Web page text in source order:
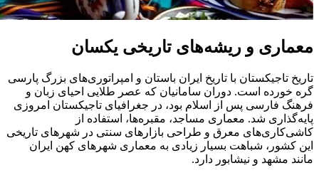
معماری و ریشه‌های تاریخی یکسان
تاریخ تاجیکستان با تاریخ ایران باستان و امپراتوری‌های بزرگ پارسی
گره خورده است. دوران سامانیان که عصر طلایی احیای زبان و
فرهنگ فارسی پس از اسلام بود، در جغرافیای تاجیکستان امروزی
پایه‌گذاری شد. معماری مساجد، مقبره‌ها، استفاده از
کاشی‌کاری‌های معرق و طراحی بازارهای سنتی در شهرهای تاریخی
این کشور، شباهت بسیار زیادی به معماری شهرهای کهن ایران
مانند مشهد و نیشابور دارد.